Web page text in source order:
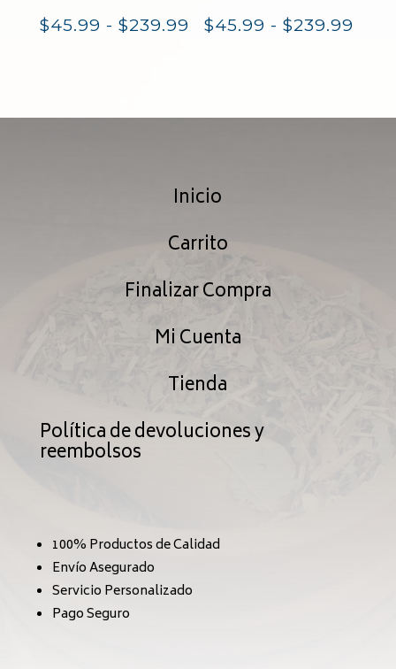
$45.99 - $239.99 Rango
hasta
$239.99
$45.99 - $239.99
Inicio
Carrito
Finalizar Compra
Mi Cuenta
Tienda
Política de devoluciones y
reembolsos
100% Productos de Calidad
Envío Asegurado
Servicio Personalizado
Pago Seguro